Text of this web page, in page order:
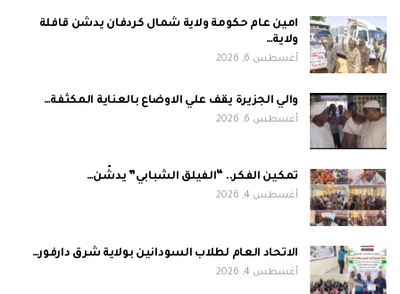
امين عام حكومة ولاية شمال كردفان يدشن قافلة
ولاية…
أغسطس 6, 2026
والي الجزيرة يقف علي الاوضاع بالعناية المكثفة…
أغسطس 6, 2026
تمكين الفكر.. “الفيلق الشبابي” يدشّن…
أغسطس 4, 2026
الاتحاد العام لطلاب السودانين بولاية شرق دارفور…
أغسطس 4, 2026